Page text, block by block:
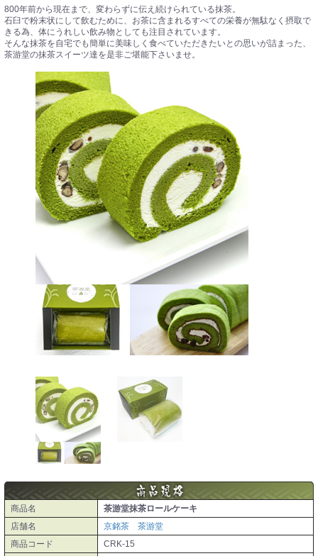
800年前から現在まで、変わらずに伝え続けられている抹茶。
石臼で粉末状にして飲むために、お茶に含まれるすべての栄養が無駄なく摂取で
きる為、体にうれしい飲み物としても注目されています。
そんな抹茶を自宅でも簡単に美味しく食べていただきたいとの思いが詰まった、
茶游堂の抹茶スイーツ達を是非ご堪能下さいませ。
商品名
茶游堂抹茶ロールケーキ
店舗名
京銘茶 茶游堂
商品コード
CRK-15